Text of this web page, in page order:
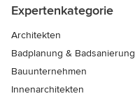
Expertenkategorie
Architekten
Badplanung & Badsanierung
Bauunternehmen
Innenarchitekten